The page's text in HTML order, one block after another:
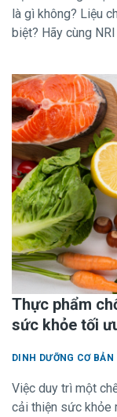
là gì không? Liệu
biệt? Hãy cùng
của con người.
hiệu quả hiện nay
tiêu hóa. Mặc dù
nhưng khi kết hợp
mạnh mẽ giúp tối
lợi ích cho cơ thể.
Thực phẩm
sức khỏe tối
DINH DƯỠNG CƠ BẢN
Việc duy trì một
cải thiện sức khỏe